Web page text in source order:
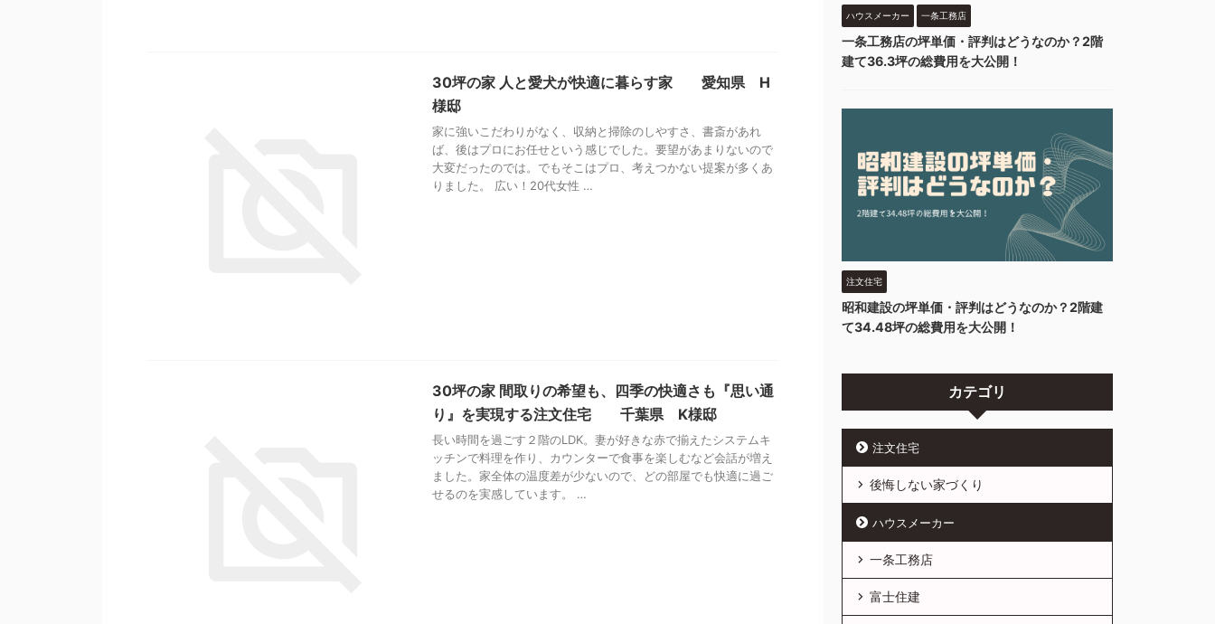
30坪の家 人と愛犬が快適に暮らす家 愛知県 H
様邸
家に強いこだわりがなく、収納と掃除のしやすさ、書斎があれ
ば、後はプロにお任せという感じでした。要望があまりないので
大変だったのでは。でもそこはプロ、考えつかない提案が多くあ
りました。 広い！20代女性 …
30坪の家 間取りの希望も、四季の快適さも『思い通
り』を実現する注文住宅 千葉県 K様邸
長い時間を過ごす２階のLDK。妻が好きな赤で揃えたシステムキ
ッチンで料理を作り、カウンターで食事を楽しむなど会話が増え
ました。家全体の温度差が少ないので、どの部屋でも快適に過ご
せるのを実感しています。 …
ハウスメーカー 一条工務店
一条工務店の坪単価・評判はどうなのか？2階
建て36.3坪の総費用を大公開！
注文住宅
昭和建設の坪単価・評判はどうなのか？2階建
て34.48坪の総費用を大公開！
カテゴリ
注文住宅
後悔しない家づくり
ハウスメーカー
一条工務店
富士住建